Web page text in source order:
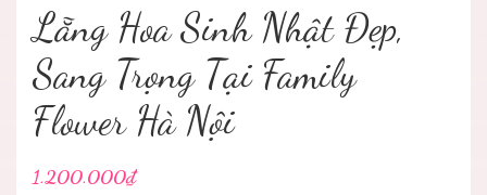
Lẵng Hoa Sinh Nhật Đẹp,
Sang Trọng Tại Family
Flower Hà Nội
1.200.000₫